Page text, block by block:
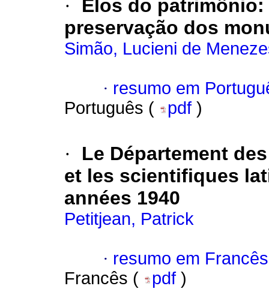
· Elos do patrimônio:
preservação dos
Simão, Lucieni de
· resumo em
Português (
pdf )
·
Le Département
et les scientifiques
années 1940
Petitjean, Patrick
· resumo em Francês
Francês (
pdf )